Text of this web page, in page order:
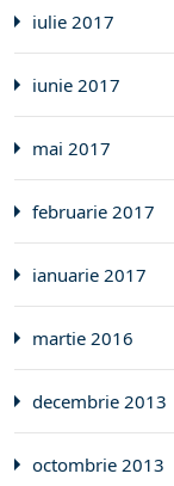
iulie 2017
iunie 2017
mai 2017
februarie 2017
ianuarie 2017
martie 2016
decembrie 2013
octombrie 2013